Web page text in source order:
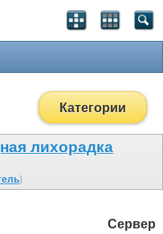
Категории
лихорадка
)
Сервер